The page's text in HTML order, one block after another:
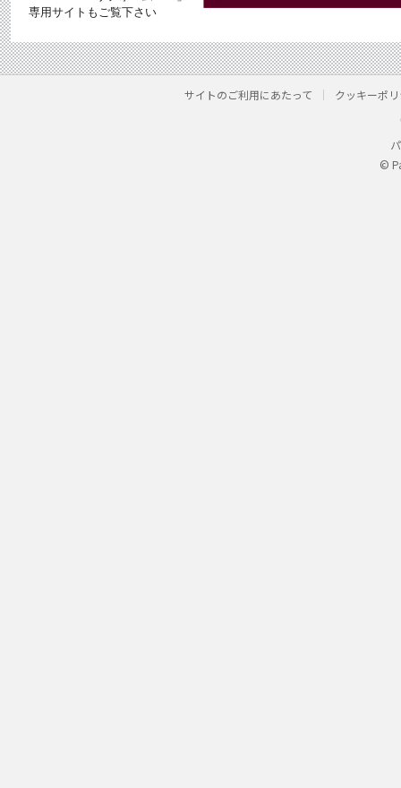
専用サイトもご覧下さい
サイトのご利用にあたって クッキーポ
©